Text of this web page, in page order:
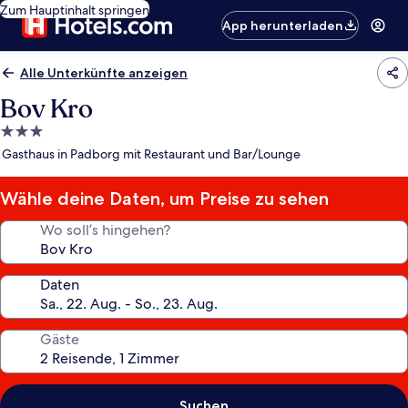
Zum Hauptinhalt springen
App herunterladen
Alle Unterkünfte anzeigen
Bov Kro
3.0-
Sterne-
Gasthaus in Padborg mit Restaurant und Bar/Lounge
Wähle deine Daten, um Preise zu sehen
Wo soll’s hingehen?
Daten
Gäste